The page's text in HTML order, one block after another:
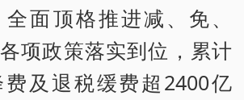
面顶格推进减、免、
项政策落实到位，累计
及退税缓费超2400亿